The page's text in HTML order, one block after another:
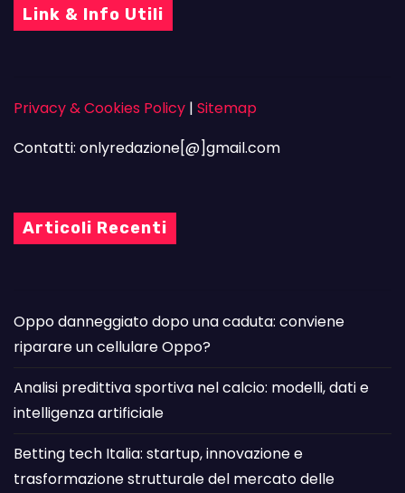
Link & Info Utili
Privacy & Cookies Policy | Sitemap
Contatti: onlyredazione[@]gmail.com
Articoli Recenti
Oppo danneggiato dopo una caduta: conviene
riparare un cellulare Oppo?
Analisi predittiva sportiva nel calcio: modelli, dati e
intelligenza artificiale
Betting tech Italia: startup, innovazione e
trasformazione strutturale del mercato delle